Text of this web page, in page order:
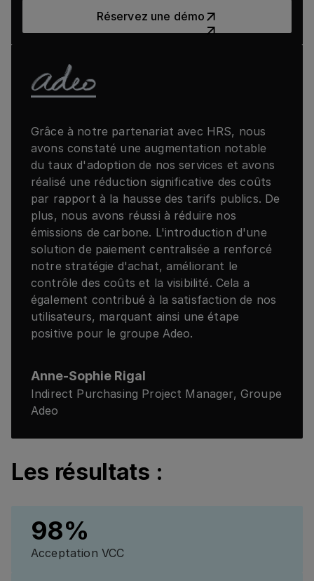
Réservez une démo
Réservez une démo
Grâce à notre partenariat avec HRS, nous
avons constaté une augmentation notable
du taux d'adoption de nos services et avons
réalisé une réduction significative des coûts
par rapport à la hausse des tarifs publics. De
plus, nous avons réussi à réduire nos
émissions de carbone. L'introduction d'une
solution de paiement centralisée a renforcé
notre stratégie d'achat, améliorant le
contrôle des coûts et la visibilité. Cela a
également contribué à la satisfaction de nos
utilisateurs, marquant ainsi une étape
positive pour le groupe Adeo.
Anne-Sophie Rigal
Indirect Purchasing Project Manager, Groupe
Adeo
Les résultats :
98%
Acceptation VCC